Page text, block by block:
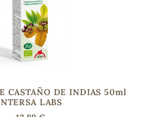
CASTAÑO DE INDIAS 50ml
LABS